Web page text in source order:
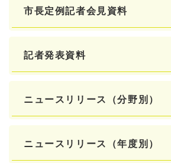
市長定例記者会見資料
記者発表資料
ニュースリリース（分野別）
ニュースリリース（年度別）